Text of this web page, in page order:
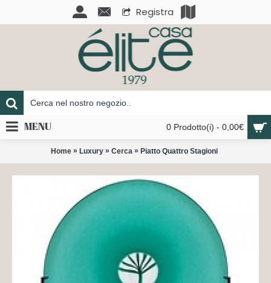
Registra
0 Prodotto(i) - 0,00€
MENU
Home » Luxury » Cerca » Piatto Quattro Stagioni